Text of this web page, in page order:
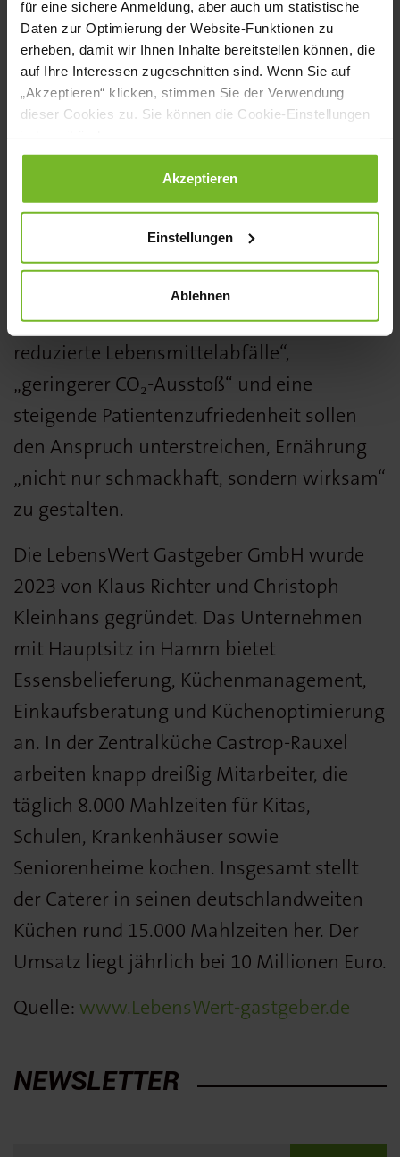
für eine sichere Anmeldung, aber auch um statistische
Daten zur Optimierung der Website-Funktionen zu
erheben, damit wir Ihnen Inhalte bereitstellen können, die
auf Ihre Interessen zugeschnitten sind. Wenn Sie auf
„Akzeptieren“ klicken, stimmen Sie der Verwendung
dieser Cookies zu. Sie können die Cookie-Einstellungen
Datenschutzerklärung|Impressum
Akzeptieren
Einstellungen
Ablehnen
Klinikverpflegung. Im Mittelpunkt stehen
interdisziplinär entwickelte Rezepturen,
geschulte Küchenteams sowie nachhaltige
Lieferketten mit Bio- und
Regionalprodukten. Projekte wie
„Glückliches Gemüse“, der Verzicht auf
Portionsverpackungen und CO₂-optimierte
Rezepte sind weitere Bestandteile des
Konzepts.
Messbare Ergebnisse wie „deutlich
reduzierte Lebensmittelabfälle“,
„geringerer CO₂-Ausstoß“ und eine
steigende Patientenzufriedenheit sollen
den Anspruch unterstreichen, Ernährung
„nicht nur schmackhaft, sondern wirksam“
zu gestalten.
Die LebensWert Gastgeber GmbH wurde
2023 von Klaus Richter und Christoph
Kleinhans gegründet. Das Unternehmen
mit Hauptsitz in Hamm bietet
Essensbelieferung, Küchenmanagement,
Einkaufsberatung und Küchenoptimierung
an. In der Zentralküche Castrop-Rauxel
arbeiten knapp dreißig Mitarbeiter, die
täglich 8.000 Mahlzeiten für Kitas,
Schulen, Krankenhäuser sowie
Seniorenheime kochen. Insgesamt stellt
der Caterer in seinen deutschlandweiten
Küchen rund 15.000 Mahlzeiten her. Der
Umsatz liegt jährlich bei 10 Millionen Euro.
Quelle: www.LebensWert-gastgeber.de
NEWSLETTER